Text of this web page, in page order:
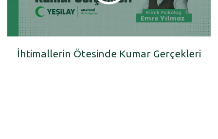
İhtimallerin Ötesinde Kumar Gerçekleri